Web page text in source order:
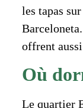
les tapas
offrent
Où
Le quartier